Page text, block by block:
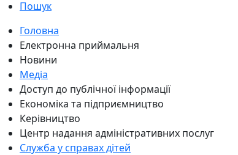
Пошук
Головна
Електронна приймальня
Новини
Медіа
Доступ до публічної інформації
Економіка та підприємництво
Керівництво
Центр надання адміністративних послуг
Служба у справах дітей